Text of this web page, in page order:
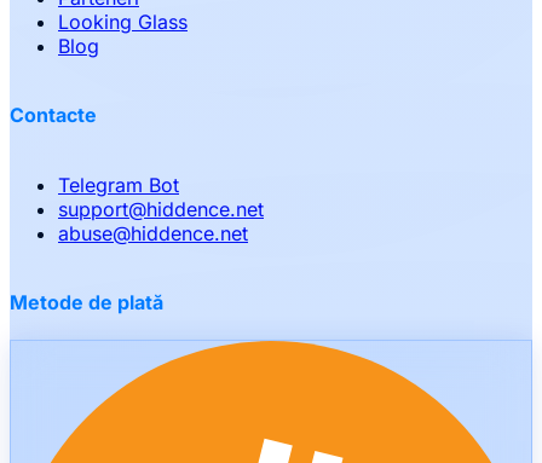
Looking Glass
Blog
Contacte
Telegram Bot
support@hiddence.net
abuse@hiddence.net
Metode de plată